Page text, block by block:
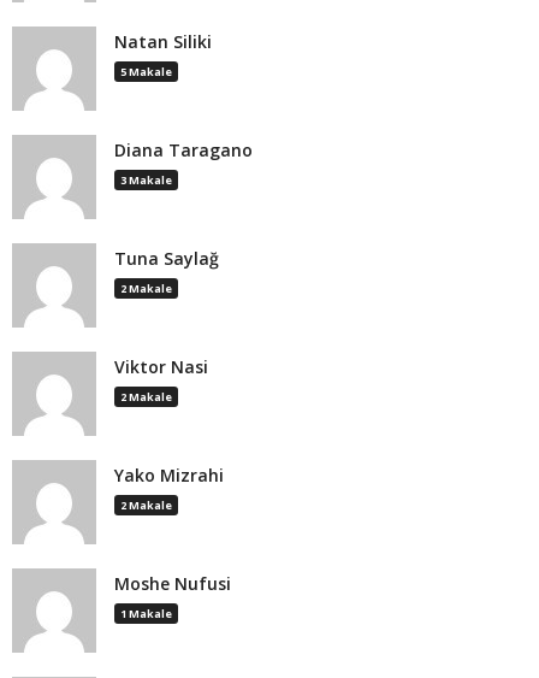
Natan Siliki
5 Makale
Diana Taragano
3 Makale
Tuna Saylağ
2 Makale
Viktor Nasi
2 Makale
Yako Mizrahi
2 Makale
Moshe Nufusi
1 Makale